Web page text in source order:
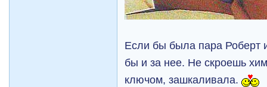
Если бы была пара Роберт
бы и за нее. Не скроешь
ключом, зашкаливала.